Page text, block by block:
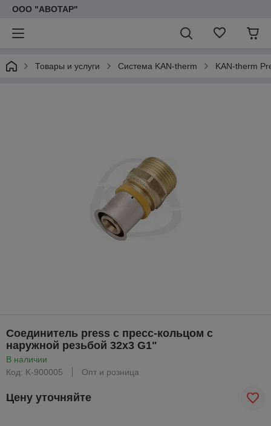
ООО "АВОТАР"
Товары и услуги Система KAN-therm KAN-therm
Соединитель press с пресс-кольцом с
наружной резьбой 32x3 G1"
В наличии
Код: K-900005
Опт и розница
Цену уточняйте